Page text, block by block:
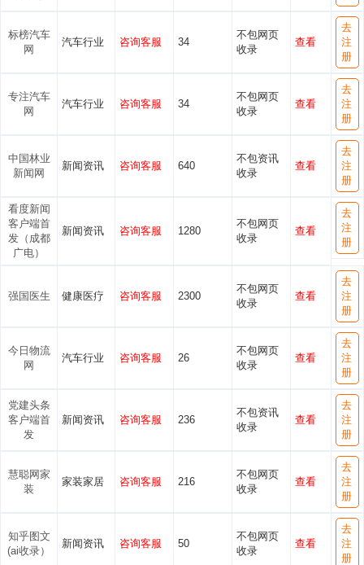
标榜汽车
网
汽车行业 咨询客服 34
不包网页
收录
查看
去
注
册
专注汽车
网
汽车行业 咨询客服 34
不包网页
收录
查看
去
注
册
中国林业
新闻网
新闻资讯 咨询客服 640
不包资讯
收录
查看
去
注
册
看度新闻
客户端首
发（成都
广电）
新闻资讯 咨询客服 1280
不包网页
收录
查看
去
注
册
强国医生 健康医疗 咨询客服 2300
不包网页
收录
查看
去
注
册
今日物流
网
汽车行业 咨询客服 26
不包网页
收录
查看
去
注
册
党建头条
客户端首
发
新闻资讯 咨询客服 236
不包资讯
收录
查看
去
注
册
慧聪网家
装
家装家居 咨询客服 216
不包网页
收录
查看
去
注
册
知乎图文
(ai收录）
新闻资讯 咨询客服 50
不包网页
收录
查看
去
注
册